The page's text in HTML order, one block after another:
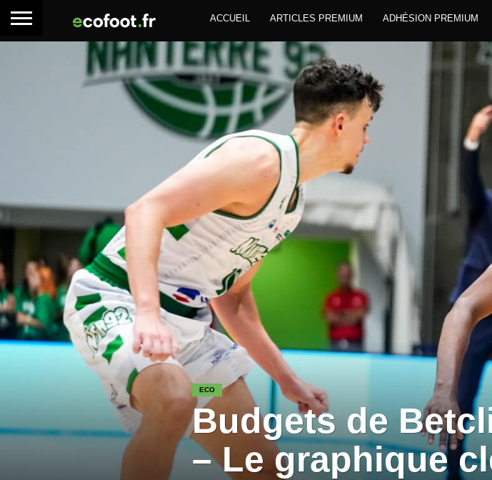
ACCUEIL ARTICLES PREMIUM ADHÉSION PREMIUM
ECO
Budgets de
– Le graphique